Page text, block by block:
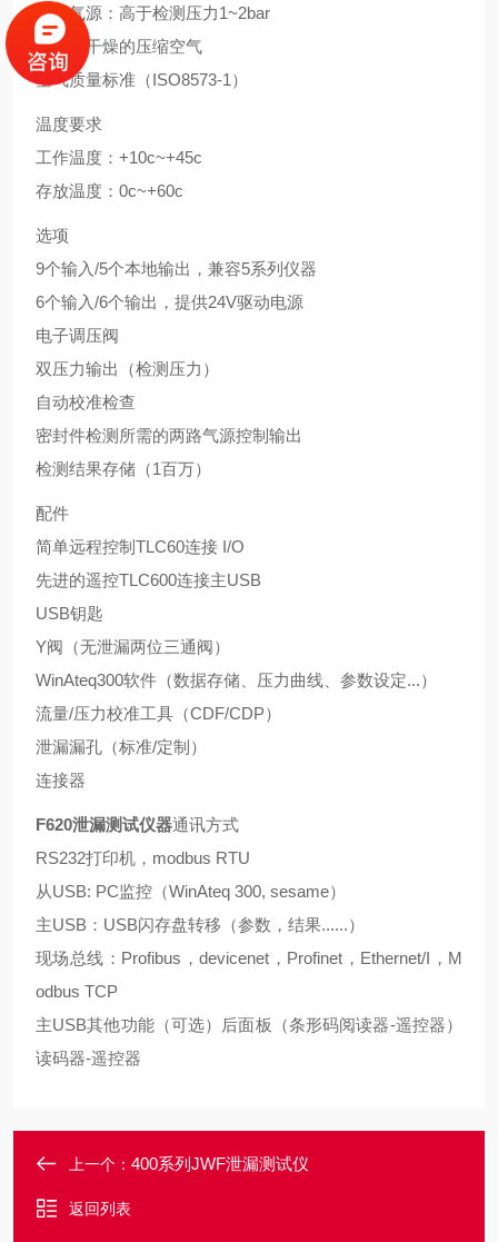
检测气源：高于检测压力1~2bar
清洁，干燥的压缩空气
空气质量标准（ISO8573-1）
温度要求
工作温度：+10c~+45c
存放温度：0c~+60c
选项
9个输入/5个本地输出，兼容5系列仪器
6个输入/6个输出，提供24V驱动电源
电子调压阀
双压力输出（检测压力）
自动校准检查
密封件检测所需的两路气源控制输出
检测结果存储（1百万）
配件
简单远程控制TLC60连接 I/O
先进的遥控TLC600连接主USB
USB钥匙
Y阀（无泄漏两位三通阀）
WinAteq300软件（数据存储、压力曲线、参数设定...）
流量/压力校准工具（CDF/CDP）
泄漏漏孔（标准/定制）
连接器
F620泄漏测试仪器通讯方式
RS232打印机，modbus RTU
从USB: PC监控（WinAteq 300, sesame）
主USB：USB闪存盘转移（参数，结果......）
现场总线：Profibus，devicenet，Profinet，Ethernet/I，M
odbus TCP
主USB其他功能（可选）后面板（条形码阅读器-遥控器）
读码器-遥控器
上一个： 400系列JWF泄漏测试仪
返回列表